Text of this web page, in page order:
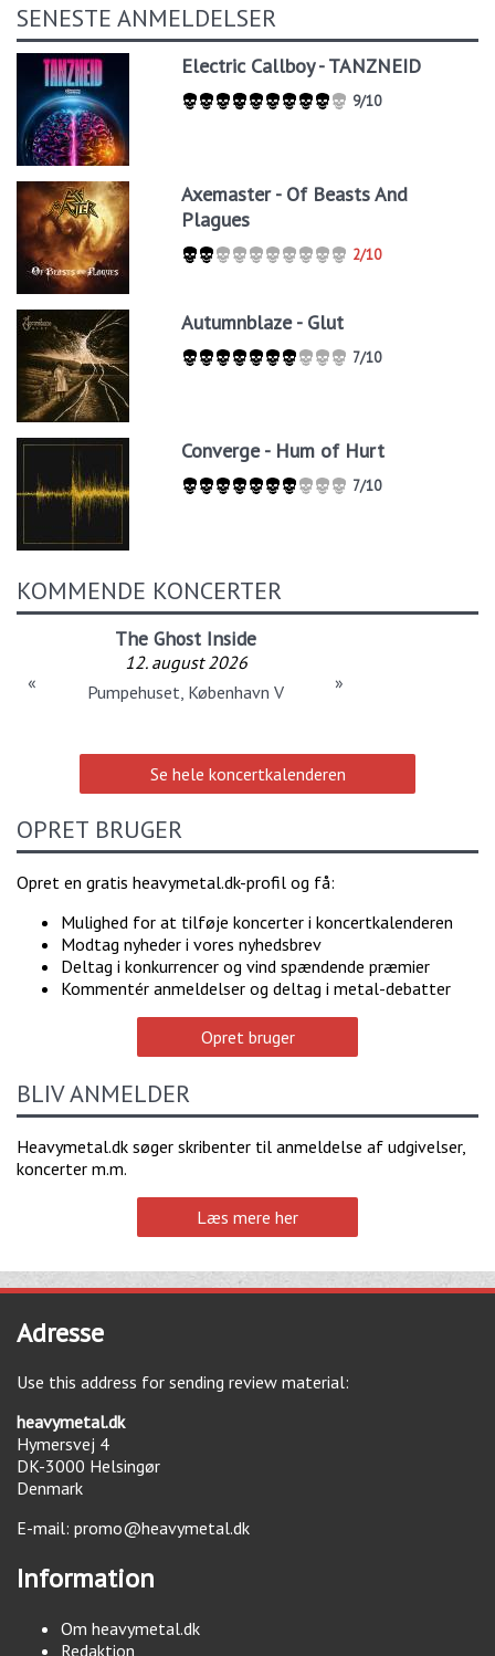
SENESTE ANMELDELSER
Electric Callboy - TANZNEID
9/10
Axemaster - Of Beasts And
Plagues
2/10
Autumnblaze - Glut
7/10
Converge - Hum of Hurt
7/10
KOMMENDE KONCERTER
The Ghost Inside
12. august 2026
Pumpehuset, København V
« »
Se hele koncertkalenderen
OPRET BRUGER
Opret en gratis heavymetal.dk-profil og få:
Mulighed for at tilføje koncerter i koncertkalenderen
Modtag nyheder i vores nyhedsbrev
Deltag i konkurrencer og vind spændende præmier
Kommentér anmeldelser og deltag i metal-debatter
Opret bruger
BLIV ANMELDER
Heavymetal.dk søger skribenter til anmeldelse af udgivelser,
koncerter m.m.
Læs mere her
Adresse
Use this address for sending review material:
heavymetal.dk
Hymersvej 4
DK-3000 Helsingør
Denmark
E-mail: promo@heavymetal.dk
Information
Om heavymetal.dk
Redaktion